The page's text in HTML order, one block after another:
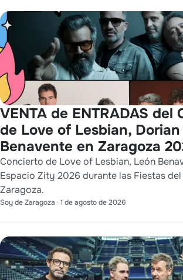
VENTA de ENTRADAS del
de Love of Lesbian,
Benavente en Zaragoza
Concierto de Love of Lesbian, León
Espacio Zity 2026 durante las Fiestas
Zaragoza.
Soy de Zaragoza · 1 de agosto de 2026